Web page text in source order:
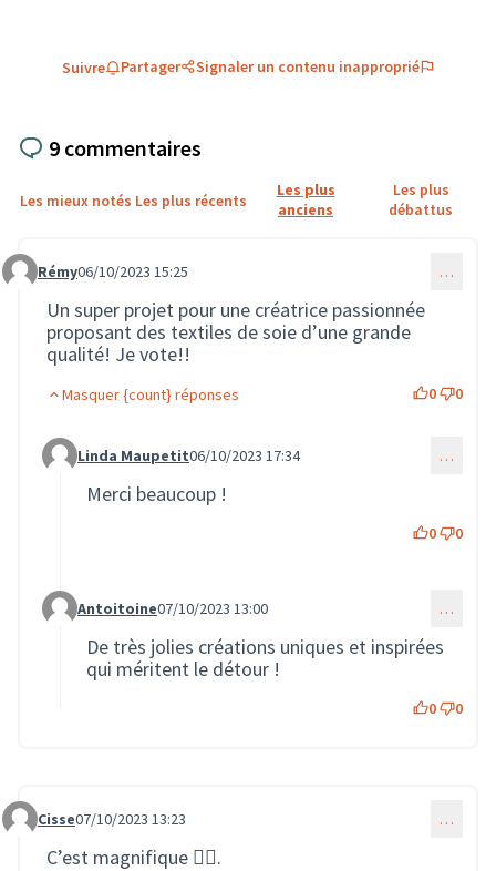
Suivre Partager Signaler un contenu inapproprié
9 commentaires
Les mieux notés Les plus récents
Les plus
anciens
Les plus
débattus
Commentaire 1667
Rémy06/10/2023 15:25 …
Un super projet pour une créatrice passionnée
proposant des textiles de soie d’une grande
qualité! Je vote!!
Masquer {count} réponses 0 0
Commentaire 1669 (réponse au commentaire 1667)
Linda Maupetit06/10/2023 17:34 …
Merci beaucoup !
0 0
Commentaire 1678 (réponse au commentaire 1667)
Antoitoine07/10/2023 13:00 …
De très jolies créations uniques et inspirées
qui méritent le détour !
0 0
Commentaire 1679
Cisse07/10/2023 13:23 …
C’est magnifique 👍🏿.